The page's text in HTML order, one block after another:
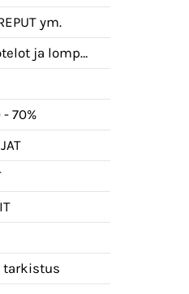
ym.
ja lompakot
- 70%
tarkistus